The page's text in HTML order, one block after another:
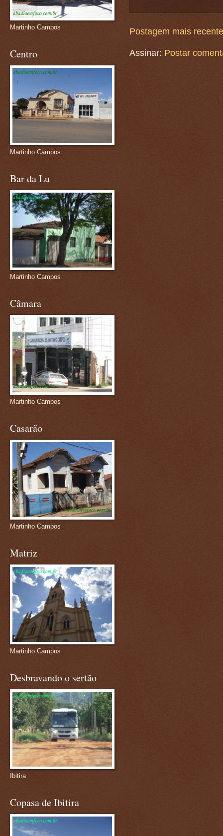
Postagem mais recente
Assinar: Postar
Martinho Campos
Centro
Martinho Campos
Bar da Lu
Martinho Campos
Câmara
Martinho Campos
Casarão
Martinho Campos
Matriz
Martinho Campos
Desbravando o sertão
Ibitira
Copasa de Ibitira